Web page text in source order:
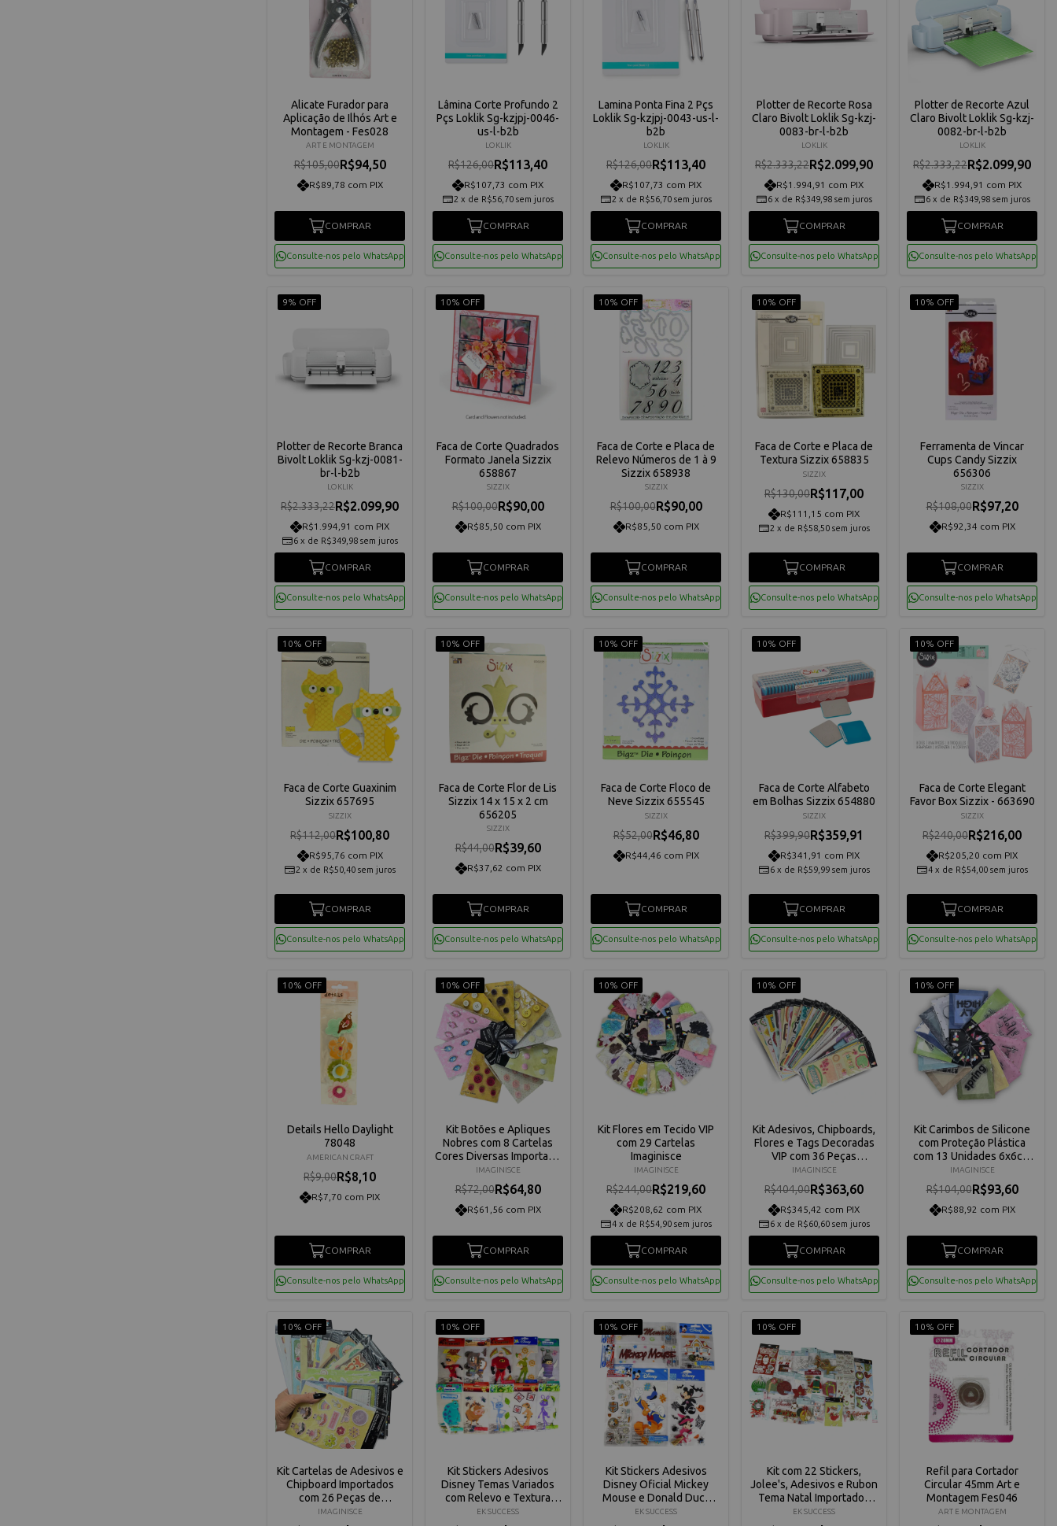
Alicate Furador para
Aplicação de Ilhós Art e
Montagem - Fes028
ART E MONTAGEM
R$105,00R$94,50
R$89,78 com PIX
COMPRAR
Consulte-nos pelo WhatsApp
Lâmina Corte Profundo 2
Pçs Loklik Sg-kzjpj-0046-
us-l-b2b
LOKLIK
R$126,00R$113,40
R$107,73 com PIX
2 x de R$56,70 sem juros
COMPRAR
Consulte-nos pelo WhatsApp
Lamina Ponta Fina 2 Pçs
Loklik Sg-kzjpj-0043-us-l-
b2b
LOKLIK
R$126,00R$113,40
R$107,73 com PIX
2 x de R$56,70 sem juros
COMPRAR
Consulte-nos pelo WhatsApp
Plotter de Recorte Rosa
Claro Bivolt Loklik Sg-kzj-
0083-br-l-b2b
LOKLIK
R$2.333,22R$2.099,90
R$1.994,91 com PIX
6 x de R$349,98 sem juros
COMPRAR
Consulte-nos pelo WhatsApp
Plotter de Recorte Azul
Claro Bivolt Loklik Sg-kzj-
0082-br-l-b2b
LOKLIK
R$2.333,22R$2.099,90
R$1.994,91 com PIX
6 x de R$349,98 sem juros
COMPRAR
Consulte-nos pelo WhatsApp
9% OFF
Plotter de Recorte Branca
Bivolt Loklik Sg-kzj-0081-
br-l-b2b
LOKLIK
R$2.333,22R$2.099,90
R$1.994,91 com PIX
6 x de R$349,98 sem juros
COMPRAR
Consulte-nos pelo WhatsApp
10% OFF
Faca de Corte Quadrados
Formato Janela Sizzix
658867
SIZZIX
R$100,00R$90,00
R$85,50 com PIX
COMPRAR
Consulte-nos pelo WhatsApp
10% OFF
Faca de Corte e Placa de
Relevo Números de 1 à 9
Sizzix 658938
SIZZIX
R$100,00R$90,00
R$85,50 com PIX
COMPRAR
Consulte-nos pelo WhatsApp
10% OFF
Faca de Corte e Placa de
Textura Sizzix 658835
SIZZIX
R$130,00R$117,00
R$111,15 com PIX
2 x de R$58,50 sem juros
COMPRAR
Consulte-nos pelo WhatsApp
10% OFF
Ferramenta de Vincar
Cups Candy Sizzix
656306
SIZZIX
R$108,00R$97,20
R$92,34 com PIX
COMPRAR
Consulte-nos pelo WhatsApp
10% OFF
Faca de Corte Guaxinim
Sizzix 657695
SIZZIX
R$112,00R$100,80
R$95,76 com PIX
2 x de R$50,40 sem juros
COMPRAR
Consulte-nos pelo WhatsApp
10% OFF
Faca de Corte Flor de Lis
Sizzix 14 x 15 x 2 cm
656205
SIZZIX
R$44,00R$39,60
R$37,62 com PIX
COMPRAR
Consulte-nos pelo WhatsApp
10% OFF
Faca de Corte Floco de
Neve Sizzix 655545
SIZZIX
R$52,00R$46,80
R$44,46 com PIX
COMPRAR
Consulte-nos pelo WhatsApp
10% OFF
Faca de Corte Alfabeto
em Bolhas Sizzix 654880
SIZZIX
R$399,90R$359,91
R$341,91 com PIX
6 x de R$59,99 sem juros
COMPRAR
Consulte-nos pelo WhatsApp
10% OFF
Faca de Corte Elegant
Favor Box Sizzix - 663690
SIZZIX
R$240,00R$216,00
R$205,20 com PIX
4 x de R$54,00 sem juros
COMPRAR
Consulte-nos pelo WhatsApp
10% OFF
Details Hello Daylight
78048
AMERICAN CRAFT
R$9,00R$8,10
R$7,70 com PIX
COMPRAR
Consulte-nos pelo WhatsApp
10% OFF
Kit Botões e Apliques
Nobres com 8 Cartelas
Cores Diversas Importado
Imaginisce
IMAGINISCE
R$72,00R$64,80
R$61,56 com PIX
COMPRAR
Consulte-nos pelo WhatsApp
10% OFF
Kit Flores em Tecido VIP
com 29 Cartelas
Imaginisce
IMAGINISCE
R$244,00R$219,60
R$208,62 com PIX
4 x de R$54,90 sem juros
COMPRAR
Consulte-nos pelo WhatsApp
10% OFF
Kit Adesivos, Chipboards,
Flores e Tags Decoradas
VIP com 36 Peças
12x32cm Imaginisce
IMAGINISCE
R$404,00R$363,60
R$345,42 com PIX
6 x de R$60,60 sem juros
COMPRAR
Consulte-nos pelo WhatsApp
10% OFF
Kit Carimbos de Silicone
com Proteção Plástica
com 13 Unidades 6x6cm
Imaginisce Importado
IMAGINISCE
R$104,00R$93,60
R$88,92 com PIX
COMPRAR
Consulte-nos pelo WhatsApp
10% OFF
Kit Cartelas de Adesivos e
Chipboard Importados
com 26 Peças de
Altíssima Qualidade
IMAGINISCE
10% OFF
Kit Stickers Adesivos
Disney Temas Variados
com Relevo e Textura
com 10 Unidades
EK SUCCESS
10% OFF
Kit Stickers Adesivos
Disney Oficial Mickey
Mouse e Donald Duck
com 6 Unidades
EK SUCCESS
10% OFF
Kit com 22 Stickers,
Jolee's, Adesivos e Rubon
Tema Natal Importados
com Relevo EK Success
EK SUCCESS
10% OFF
Refil para Cortador
Circular 45mm Art e
Montagem Fes046
ART E MONTAGEM